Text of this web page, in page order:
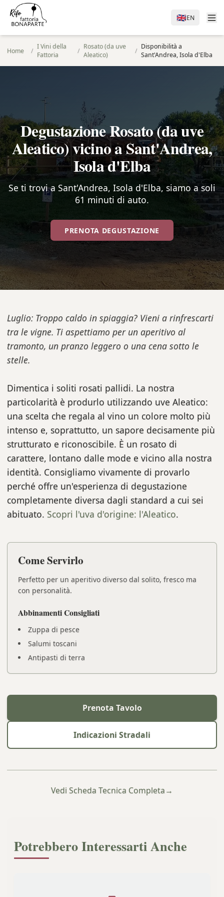
🇬🇧EN
Home / I Vini della
Fattoria
/ Rosato (da uve
Aleatico)
/ Disponibilità a
Sant'Andrea, Isola d'Elba
Degustazione Rosato (da uve
Aleatico) vicino a Sant'Andrea,
Isola d'Elba
Se ti trovi a Sant'Andrea, Isola d'Elba, siamo a soli
61 minuti di auto.
PRENOTA DEGUSTAZIONE
Luglio: Troppo caldo in spiaggia? Vieni a rinfrescarti
tra le vigne. Ti aspettiamo per un aperitivo al
tramonto, un pranzo leggero o una cena sotto le
stelle.
Dimentica i soliti rosati pallidi. La nostra
particolarità è produrlo utilizzando uve Aleatico:
una scelta che regala al vino un colore molto più
intenso e, soprattutto, un sapore decisamente più
strutturato e riconoscibile. È un rosato di
carattere, lontano dalle mode e vicino alla nostra
identità. Consigliamo vivamente di provarlo
perché offre un'esperienza di degustazione
completamente diversa dagli standard a cui sei
abituato. Scopri l'uva d'origine: l'Aleatico.
Come Servirlo
Perfetto per un aperitivo diverso dal solito, fresco ma
con personalità.
Abbinamenti Consigliati
Zuppa di pesce
Salumi toscani
Antipasti di terra
Prenota Tavolo
Indicazioni Stradali
Vedi Scheda Tecnica Completa→
Potrebbero Interessarti Anche